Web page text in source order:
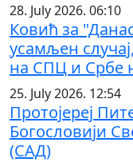
28. July 2026. 06:10
Ковић за
усамљен
на СПЦ и Србе
25. July 2026. 12:54
Протојереј
Богословији
(САД)